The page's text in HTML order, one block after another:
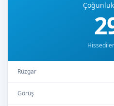
Rüzgar
Görüş